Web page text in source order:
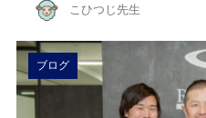
かかわりを大事にする）S
こひつじ先生
ブログ